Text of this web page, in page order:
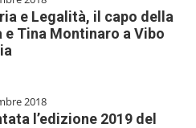
e Legalità, il capo della
e Tina Montinaro a Vibo
2018
l’edizione 2019 del